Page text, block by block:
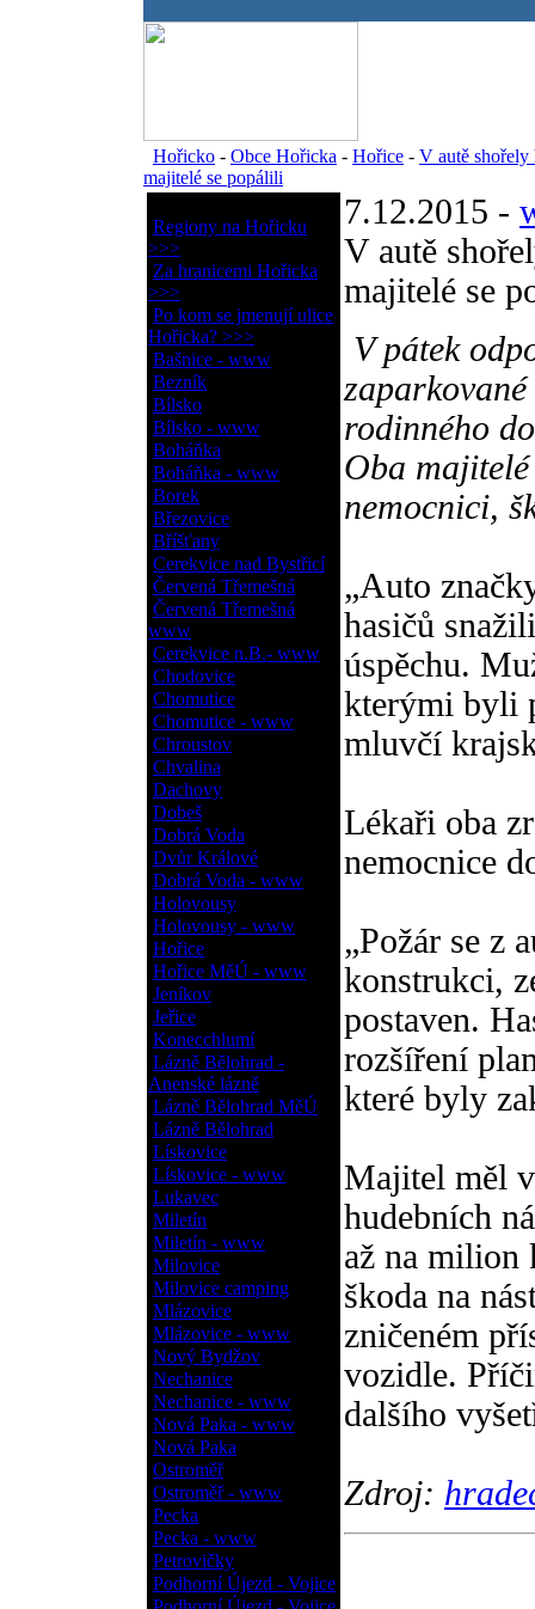
Hořicko - Obce Hořicka - Hořice - V autě shořely
majitelé se popálili
Regiony na Hořicku
>>>
Za hranicemi Hořicka
>>>
Po kom se jmenují ulice
Hořicka? >>>
Bašnice - www
Bezník
Bílsko
Bílsko - www
Boháňka
Boháňka - www
Borek
Březovice
Bříšťany
Cerekvice nad Bystřicí
Červená Třemešná
Červená Třemešná
www
Cerekvice n.B.- www
Chodovice
Chomutice
Chomutice - www
Chroustov
Chvalina
Dachovy
Dobeš
Dobrá Voda
Dvůr Králové
Dobrá Voda - www
Holovousy
Holovousy - www
Hořice
Hořice MěÚ - www
Jeníkov
Jeřice
Konecchlumí
Lázně Bělohrad -
Anenské lázně
Lázně Bělohrad MěÚ
Lázně Bělohrad
Lískovice
Lískovice - www
Lukavec
Miletín
Miletín - www
Milovice
Milovice camping
Mlázovice
Mlázovice - www
Nový Bydžov
Nechanice
Nechanice - www
Nová Paka - www
Nová Paka
Ostroměř
Ostroměř - www
Pecka
Pecka - www
Petrovičky
Podhorní Újezd - Vojice
7.12.2015 -
V autě
majitelé se
V pátek
rodinného
Oba
nemocnici,
„Auto
hasičů
úspěchu.
kterými byli
mluvčí
Lékaři oba
nemocnice
„Požár se z
konstrukci,
postaven.
rozšíření
které byly
Majitel měl
hudebních
až na milion
škoda na
zničeném
vozidle.
dalšího
Zdroj: